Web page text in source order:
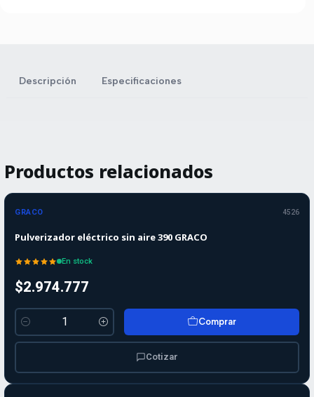
Descripción Especificaciones
Productos relacionados
GRACO 4526
Pulverizador eléctrico sin aire 390 GRACO
En stock
$2.974.777
Cantidad
Comprar
Cotizar